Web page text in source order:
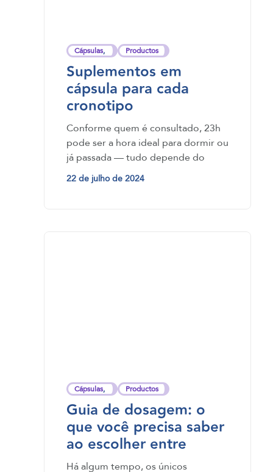
Cápsulas, Productos
Suplementos em
cápsula para cada
cronotipo
Conforme quem é consultado, 23h
pode ser a hora ideal para dormir ou
já passada — tudo depende do
cronotipo de cada pessoa, que…
22 de julho de 2024
Cápsulas, Productos
Guia de dosagem: o
que você precisa saber
ao escolher entre
pílulas, comprimidos,
Há algum tempo, os únicos